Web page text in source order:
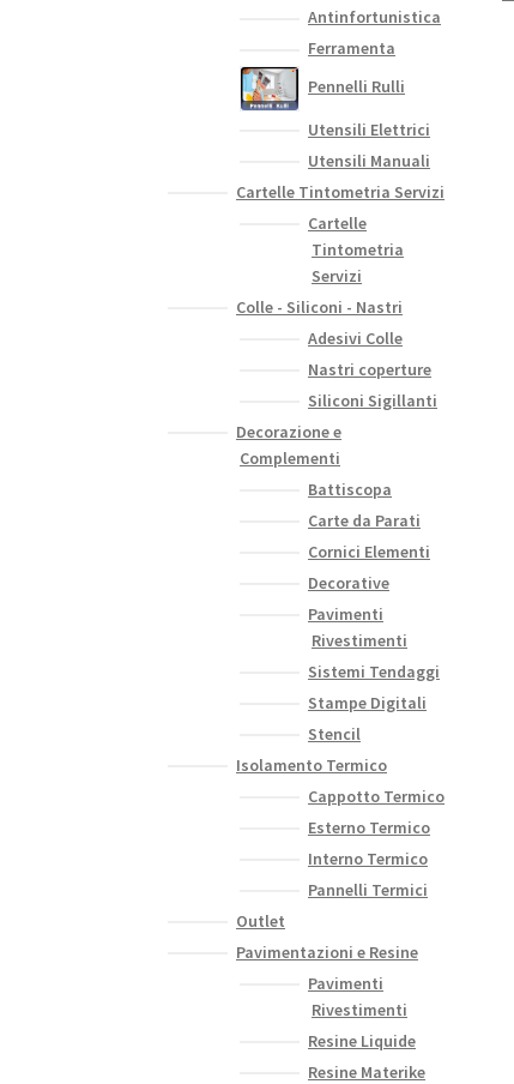
Antinfortunistica
Ferramenta
Pennelli Rulli
Utensili Elettrici
Utensili Manuali
Cartelle Tintometria Servizi
Cartelle
Tintometria
Servizi
Colle - Siliconi - Nastri
Adesivi Colle
Nastri coperture
Siliconi Sigillanti
Decorazione e
Complementi
Battiscopa
Carte da Parati
Cornici Elementi
Decorative
Pavimenti
Rivestimenti
Sistemi Tendaggi
Stampe Digitali
Stencil
Isolamento Termico
Cappotto Termico
Esterno Termico
Interno Termico
Pannelli Termici
Outlet
Pavimentazioni e Resine
Pavimenti
Rivestimenti
Resine Liquide
Resine Materike